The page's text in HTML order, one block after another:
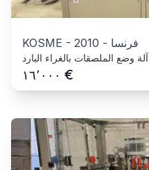
KOSME - 2010 - فرنسا
آلة وضع الملصقات بالغراء البارد
١٦٬٠٠٠ €